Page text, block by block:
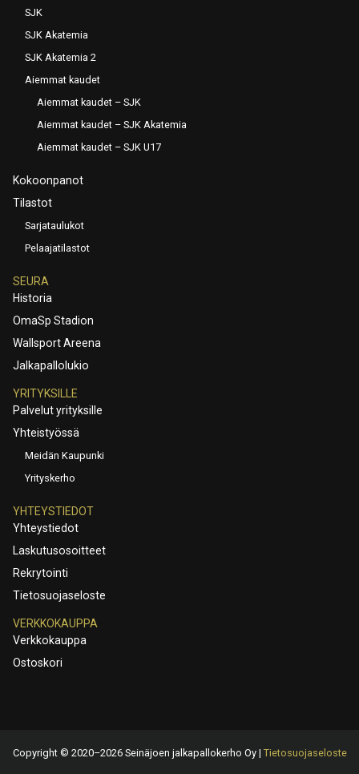
SJK
SJK Akatemia
SJK Akatemia 2
Aiemmat kaudet
Aiemmat kaudet – SJK
Aiemmat kaudet – SJK Akatemia
Aiemmat kaudet – SJK U17
Kokoonpanot
Tilastot
Sarjataulukot
Pelaajatilastot
SEURA
Historia
OmaSp Stadion
Wallsport Areena
Jalkapallolukio
YRITYKSILLE
Palvelut yrityksille
Yhteistyössä
Meidän Kaupunki
Yrityskerho
YHTEYSTIEDOT
Yhteystiedot
Laskutusosoitteet
Rekrytointi
Tietosuojaseloste
VERKKOKAUPPA
Verkkokauppa
Ostoskori
Copyright © 2020–2026 Seinäjoen jalkapallokerho Oy | Tietosuojaseloste